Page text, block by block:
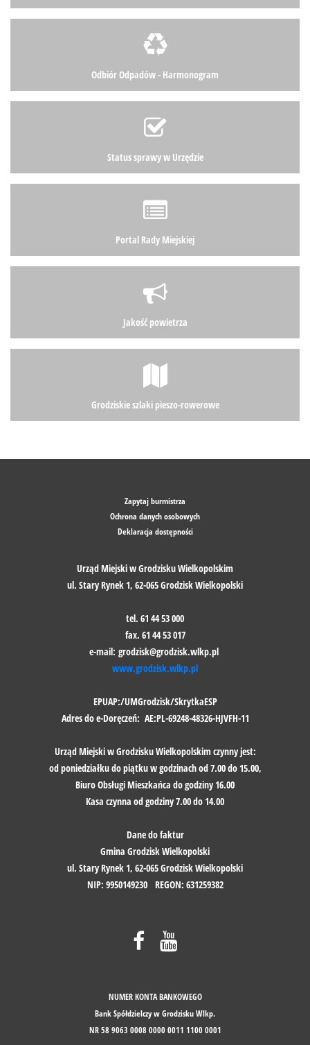
Odbiór Odpadów - Harmonogram
Status sprawy w Urzędzie
Portal Rady Miejskiej
Jakość powietrza
Grodziskie szlaki pieszo-rowerowe
Zapytaj burmistrza
Ochrona danych osobowych
Deklaracja dostępności
Urząd Miejski w Grodzisku Wielkopolskim
ul. Stary Rynek 1, 62-065 Grodzisk Wielkopolski
tel. 61 44 53 000
fax. 61 44 53 017
e-mail: grodzisk@grodzisk.wlkp.pl
www.grodzisk.wlkp.pl
EPUAP:/UMGrodzisk/SkrytkaESP
Adres do e-Doręczeń: AE:PL-69248-48326-HJVFH-11
Urząd Miejski w Grodzisku Wielkopolskim czynny jest:
od poniedziałku do piątku w godzinach od 7.00 do 15.00,
Biuro Obsługi Mieszkańca do godziny 16.00​​​​​​​
Kasa czynna od godziny 7.00 do 14.00
Dane do faktur
Gmina Grodzisk Wielkopolski
ul. Stary Rynek 1, 62-065 Grodzisk Wielkopolski
NIP: 9950149230 REGON: 631259382
NUMER KONTA BANKOWEGO
Bank Spółdzielczy w Grodzisku Wlkp.
NR 58 9063 0008 0000 0011 1100 0001